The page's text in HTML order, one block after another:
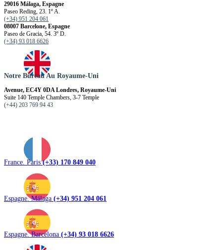
29016 Málaga, Espagne
Paseo Reding, 23. 1º A.
(+34) 951 204 061
08007 Barcelone, Espagne
Paseo de Gracia, 54. 3º D.
(+34) 93 018 6626
Notre Bureau Au Royaume-Uni
Avenue, EC4Y 0DA Londres, Royaume-Uni
Suite 140 Temple Chambers, 3-7 Temple
(+44) 203 769 94 43
France. Paris(+33) 170 849 040
Espagne. Málaga (+34) 951 204 061
Espagne. Barcelona (+34) 93 018 6626